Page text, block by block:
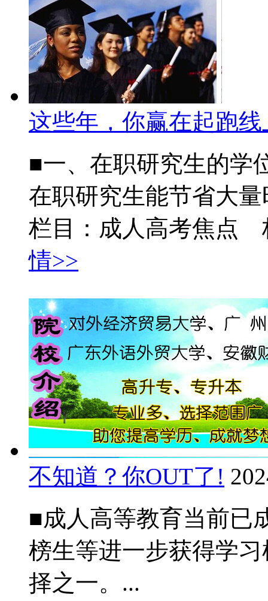
这些年，你赢在起跑
■一、在职研究生的学
在职研究生能节省大
栏目：成人高考焦点
情>>
不知道？你OUT了!
■成人高等教育当前已
榜生等进一步获得学
择之一。...